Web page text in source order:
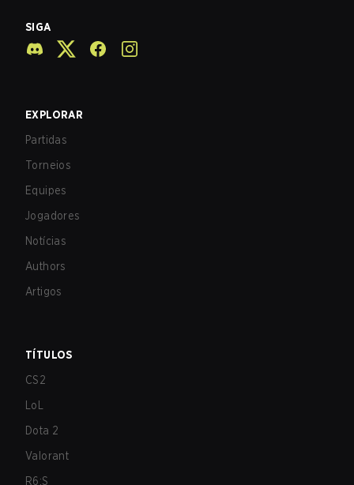
SIGA
EXPLORAR
Partidas
Torneios
Equipes
Jogadores
Notícias
Authors
Artigos
TÍTULOS
CS2
LoL
Dota 2
Valorant
R6:S